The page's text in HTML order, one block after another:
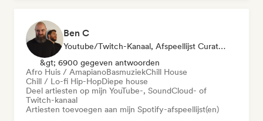
Ben C
Youtube/Twitch-Kanaal, Afspeellijst Curator
&gt; 6900 gegeven antwoorden
Afro Huis / AmapianoBasmuziekChill House
Chill / Lo-fi Hip-HopDiepe house
Deel artiesten op mijn YouTube-, SoundCloud- of
Twitch-kanaal
Artiesten toevoegen aan mijn Spotify-afspeellijst(en)